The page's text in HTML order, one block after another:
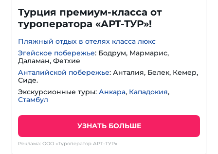
Турция премиум-класса от
туроператора «АРТ-ТУР»!
Пляжный отдых в отелях класса люкс
Эгейское побережье: Бодрум, Мармарис,
Даламан, Фетхие
Анталийской побережье: Анталия, Белек, Кемер,
Сиде.
Экскурсионные туры: Анкара, Кападокия,
Стамбул
УЗНАТЬ БОЛЬШЕ
Реклама: ООО «Туроператор АРТ-ТУР»